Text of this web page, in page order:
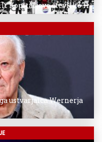
Kopitarjevo številko 11
ustvarjalca Wernerja